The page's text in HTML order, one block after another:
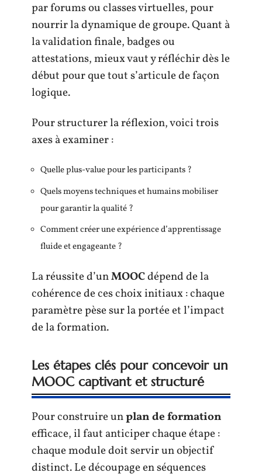
par forums ou classes virtuelles, pour
nourrir la dynamique de groupe. Quant à
la validation finale, badges ou
attestations, mieux vaut y réfléchir dès le
début pour que tout s’articule de façon
logique.
Pour structurer la réflexion, voici trois
axes à examiner :
Quelle plus-value pour les participants ?
Quels moyens techniques et humains mobiliser
pour garantir la qualité ?
Comment créer une expérience d’apprentissage
fluide et engageante ?
La réussite d’unMOOCdépend de la
cohérence de ces choix initiaux : chaque
paramètre pèse sur la portée et l’impact
de la formation.
Les étapes clés pour concevoir un
MOOC captivant et structuré
Pour construire unplan de formation
efficace, il faut anticiper chaque étape :
chaque module doit servir un objectif
distinct. Le découpage en séquences